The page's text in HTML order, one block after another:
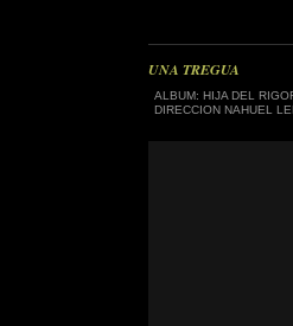
UNA TREGUA
ALBUM: HIJA DEL
DIRECCION NAHUEL